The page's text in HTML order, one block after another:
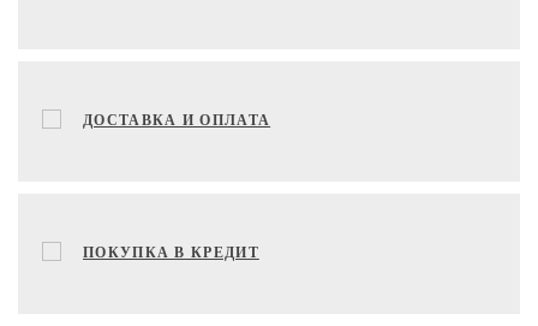
ДОСТАВКА И ОПЛАТА
ПОКУПКА В КРЕДИТ